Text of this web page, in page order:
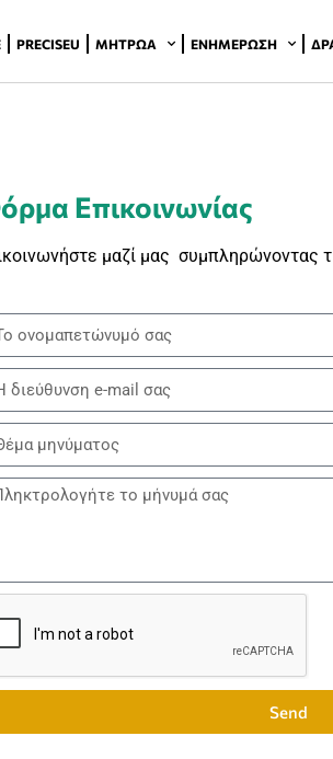
PRECISEU ΜΗΤΡΏΑ ΕΝΗΜΈΡΩΣΗ
Επικοινωνίας
μαζί μας συμπληρώνοντας
Send